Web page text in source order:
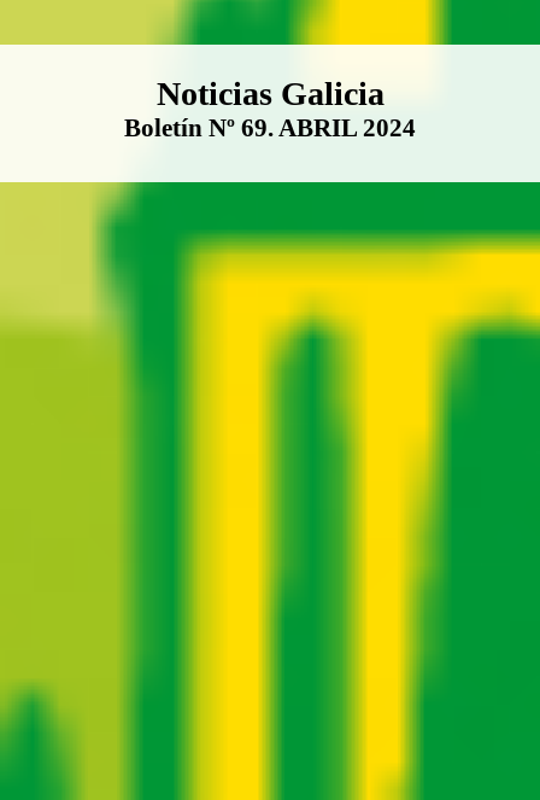
Boletín Noticias Galicia
Noticias Galicia
Boletín Nº 69. ABRIL 2024